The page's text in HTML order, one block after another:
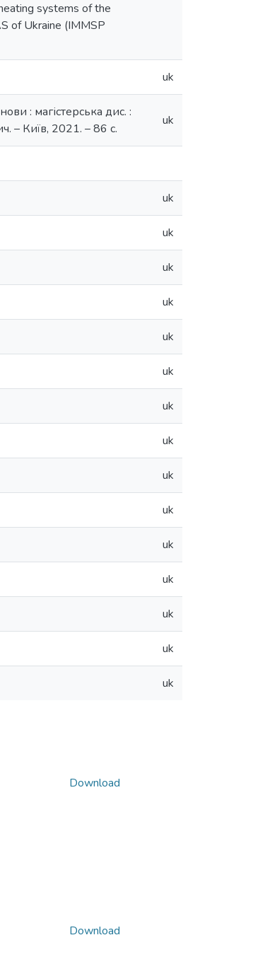
systems of the
of Ukraine (IMMSP
uk
: магістерська дис. :
– Київ, 2021. – 86 с.
uk
uk
uk
uk
uk
uk
uk
uk
uk
uk
uk
uk
uk
uk
uk
uk
Download
Download